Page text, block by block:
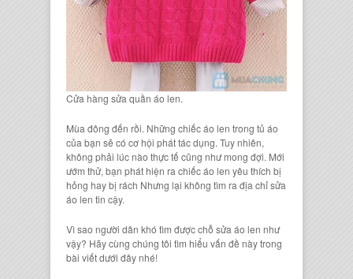
Cửa hàng sửa quần áo len.
Mùa đông đến rồi. Những chiếc áo len trong tủ áo
của bạn sẽ có cơ hội phát tác dụng. Tuy nhiên,
không phải lúc nào thực tế cũng như mong đợi. Mới
ướm thử, bạn phát hiện ra chiếc áo len yêu thích bị
hỏng hay bị rách Nhưng lại không tìm ra địa chỉ sửa
áo len tin cậy.
Vì sao người dân khó tìm được chỗ sửa áo len như
vậy? Hãy cùng chúng tôi tìm hiểu vấn đề này trong
bài viết dưới đây nhé!